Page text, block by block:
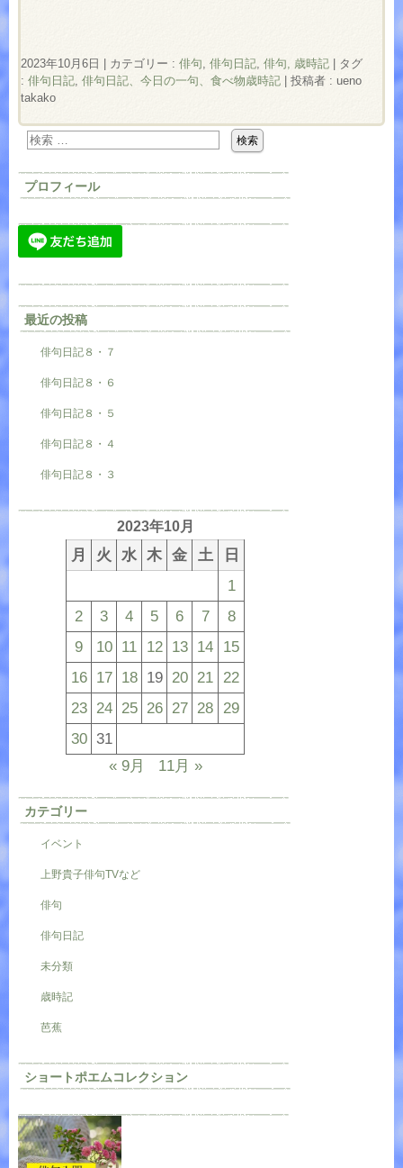
2023年10月6日 カテゴリー : 俳句 俳句日記 俳句, 歳時記
タグ
: 俳句日記 俳句日記、今日の一句、食べ物歳時記
投稿者 : ueno
takako
プロフィール
最近の投稿
俳句日記８・７
俳句日記８・６
俳句日記８・５
俳句日記８・４
俳句日記８・３
2023年10月
月 火 水 木 金 土
日
1
2
3 4 5 6 7
8
9
10 11 12 13 14 15
16 17 18 19 20 21 22
23 24 25 26 27 28 29
30 31
« 9月
11月 »
カテゴリー
イベント
上野貴子俳句TVなど
俳句
俳句日記
未分類
歳時記
芭蕉
ショートポエムコレクション